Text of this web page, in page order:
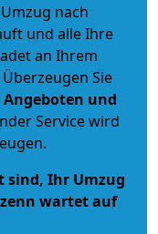
nach
und alle Ihre
an Ihrem
Sie
und
Service wird
sind, Ihr Umzug
wartet auf